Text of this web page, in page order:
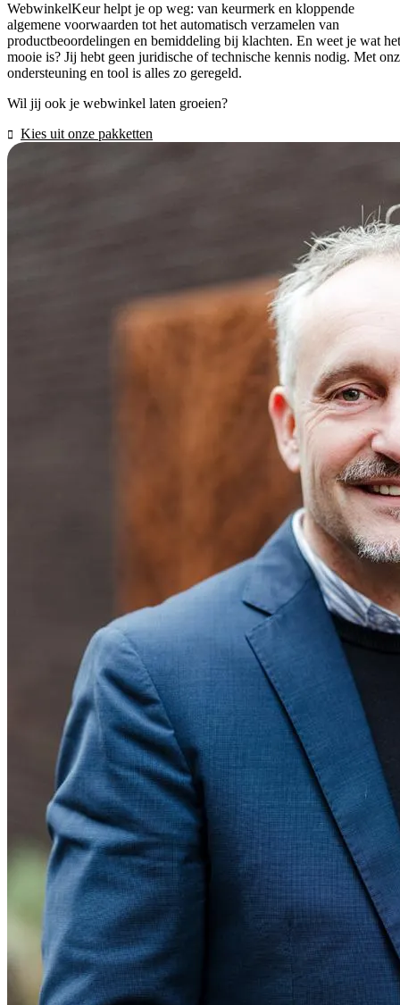
WebwinkelKeur helpt je op weg: van keurmerk en kloppende
algemene voorwaarden tot het automatisch verzamelen van
productbeoordelingen en bemiddeling bij klachten. En weet je wat het
mooie is? Jij hebt geen juridische of technische kennis nodig. Met
ondersteuning en tool is alles zo geregeld.
Wil jij ook je webwinkel laten groeien?
Kies uit onze pakketten